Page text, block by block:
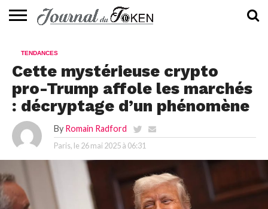
📰
EVALUATION
GUIDE
TENDANCES
À
CONTACTEZ-
TENDANCES
Cette mystérieuse crypto
pro-Trump affole les marchés
: décryptage d’un phénomène
By Romain Radford
Paris, le 26 mai 2025 à 06:31